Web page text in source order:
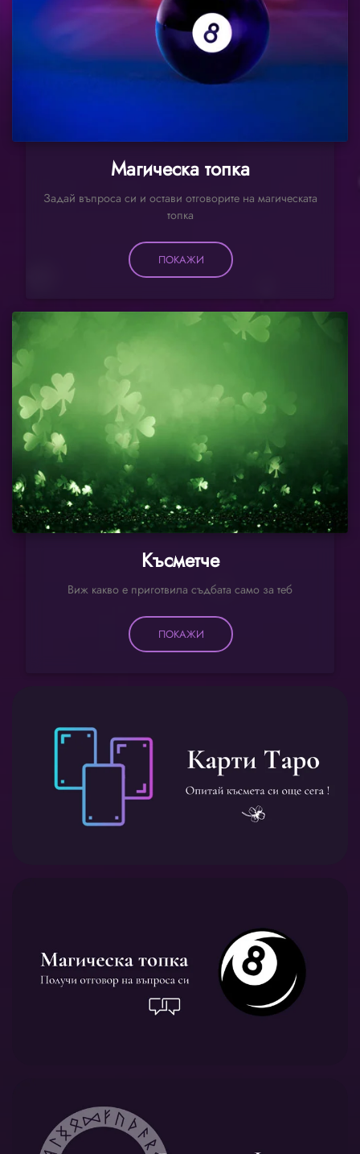
Магическа топка
Задай въпроса си и остави отговорите на магическата
топка
ПОКАЖИ
Късметче
Виж какво е приготвила съдбата само за теб
ПОКАЖИ